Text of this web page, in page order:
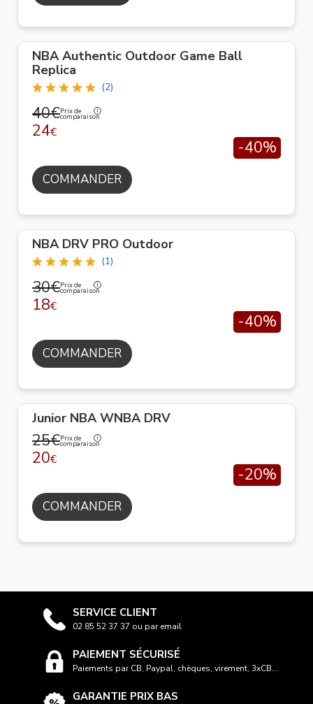
NBA Authentic Outdoor Game Ball
Replica
(2)
40€Prix de
comparaison
24€
-40%
COMMANDER
NBA DRV PRO Outdoor
(1)
30€Prix de
comparaison
18€
-40%
COMMANDER
Junior NBA WNBA DRV
25€Prix de
comparaison
20€
-20%
COMMANDER
SERVICE CLIENT
02 85 52 37 37 ou par email
PAIEMENT SÉCURISÉ
Paiements par CB, Paypal, chèques, virement, 3xCB...
GARANTIE PRIX BAS